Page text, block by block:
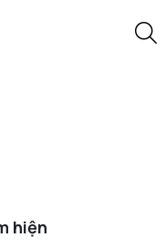
hiện